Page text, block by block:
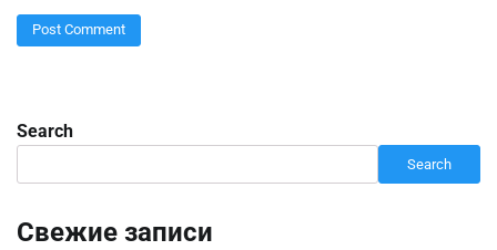
Search
Search
Свежие записи